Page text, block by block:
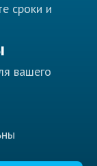
сроки и
вашего